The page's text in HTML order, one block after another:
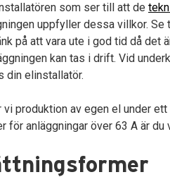
som ser till att de
uppfyller dessa villkor.
på att vara ute i god tid då det
kan tas i drift. Vid
din elinstallatör.
vi produktion av egen el under
för anläggningar över 63 A är du